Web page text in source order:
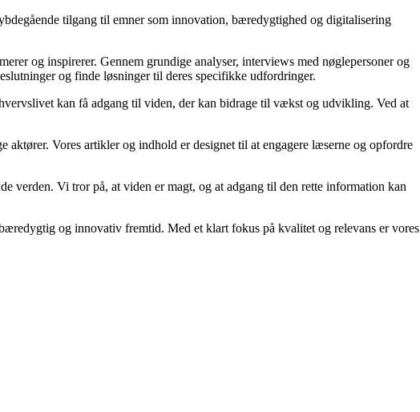
tilgang til emner som innovation, bæredygtighed og digitalisering
og inspirerer. Gennem grundige analyser, interviews med nøglepersoner og
og finde løsninger til deres specifikke udfordringer.
kan få adgang til viden, der kan bidrage til vækst og udvikling. Ved at
Vores artikler og indhold er designet til at engagere læserne og opfordre
verden. Vi tror på, at viden er magt, og at adgang til den rette information kan
og innovativ fremtid. Med et klart fokus på kvalitet og relevans er vores